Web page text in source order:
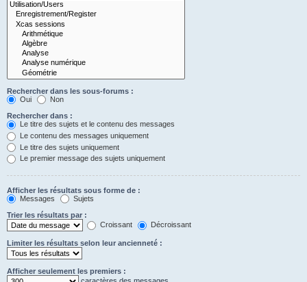
Rechercher dans les sous-forums :
Oui
Non
Rechercher dans :
Le titre des sujets et le contenu des messages
Le contenu des messages uniquement
Le titre des sujets uniquement
Le premier message des sujets uniquement
Afficher les résultats sous forme de :
Messages
Sujets
Trier les résultats par :
Croissant
Décroissant
Limiter les résultats selon leur ancienneté :
Afficher seulement les premiers :